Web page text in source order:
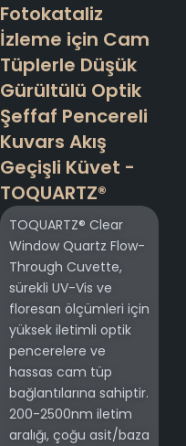
Fotokataliz
İzleme için Cam
Tüplerle Düşük
Gürültülü Optik
Şeffaf Pencereli
Kuvars Akış
Geçişli Küvet -
TOQUARTZ®
TOQUARTZ® Clear
Window Quartz Flow-
Through Cuvette,
sürekli UV-Vis ve
floresan ölçümleri için
yüksek iletimli optik
pencerelere ve
hassas cam tüp
bağlantılarına sahiptir.
200-2500nm iletim
aralığı, çoğu asit/baza